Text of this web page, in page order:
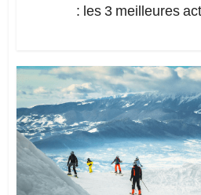
: les 3 meilleures